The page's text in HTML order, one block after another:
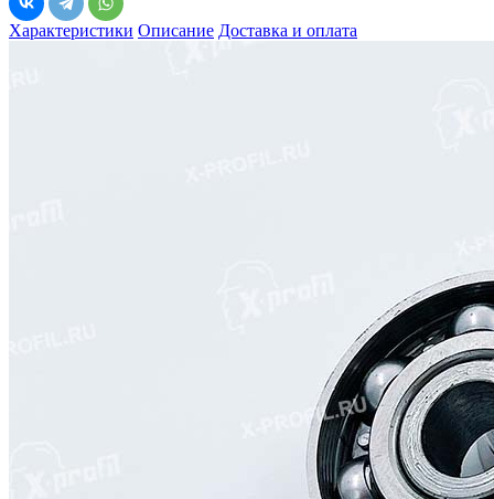
Характеристики Описание Доставка и оплата